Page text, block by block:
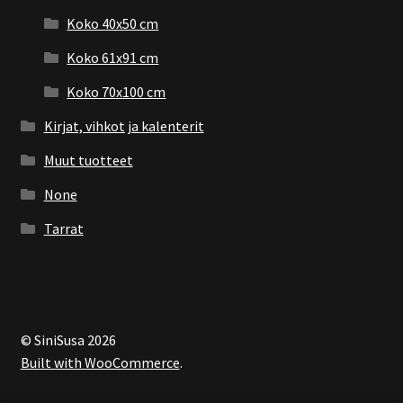
Koko 40x50 cm
Koko 61x91 cm
Koko 70x100 cm
Kirjat, vihkot ja kalenterit
Muut tuotteet
None
Tarrat
© SiniSusa 2026
Built with WooCommerce.